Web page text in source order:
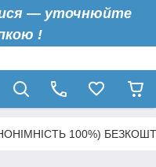
— уточнюйте
!
100%)